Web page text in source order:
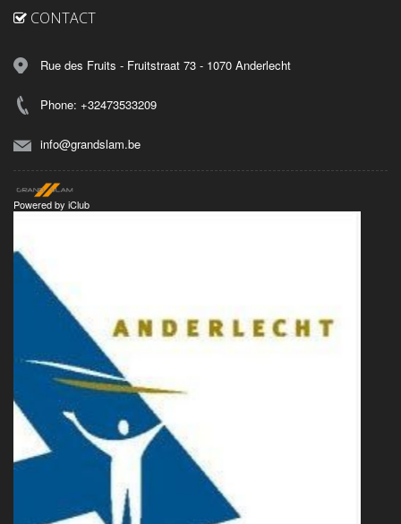
CONTACT
Rue des Fruits - Fruitstraat 73 - 1070 Anderlecht
Phone: +32473533209
info@grandslam.be
Powered by iClub